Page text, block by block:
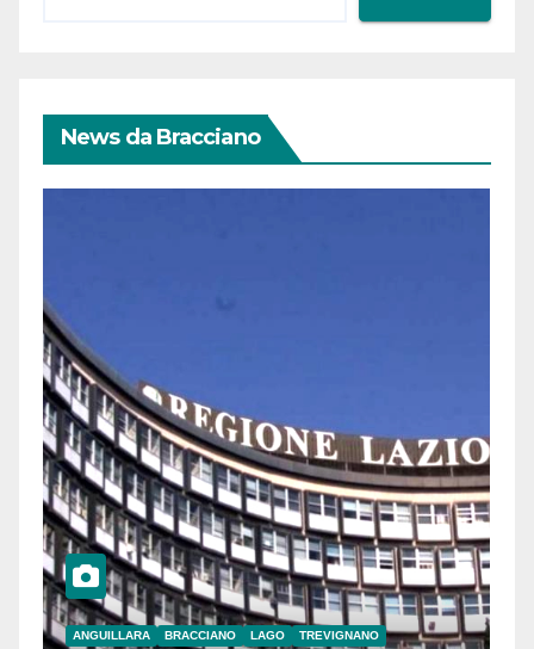
News da Bracciano
ANGUILLARA BRACCIANO LAGO TREVIGNANO